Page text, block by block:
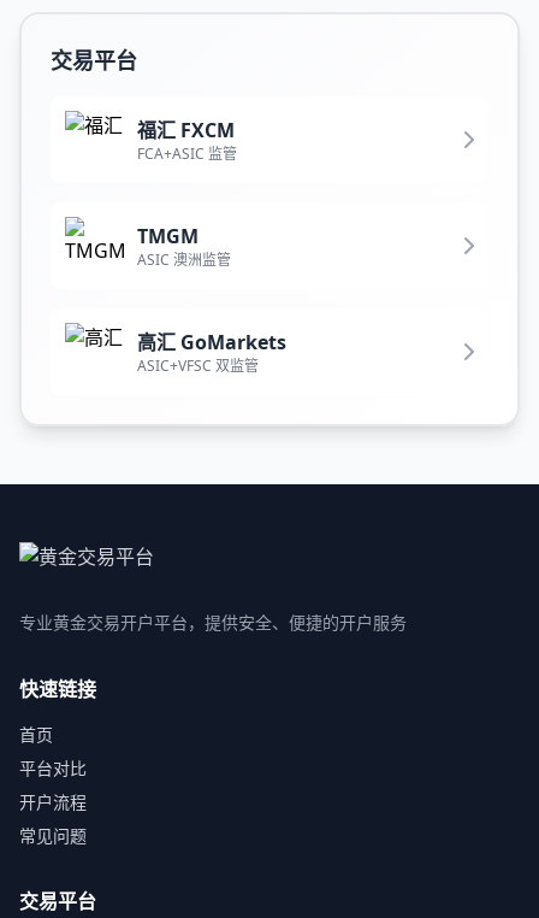
交易平台
福汇 FXCM
FCA+ASIC 监管
TMGM
ASIC 澳洲监管
高汇 GoMarkets
ASIC+VFSC 双监管
专业黄金交易开户平台，提供安全、便捷的开户服务
快速链接
首页
平台对比
开户流程
常见问题
交易平台